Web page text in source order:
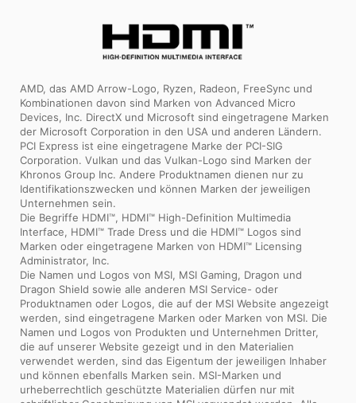
AMD, das AMD Arrow-Logo, Ryzen, Radeon, FreeSync und
Kombinationen davon sind Marken von Advanced Micro
Devices, Inc. DirectX und Microsoft sind eingetragene Marken
der Microsoft Corporation in den USA und anderen Ländern.
PCI Express ist eine eingetragene Marke der PCI-SIG
Corporation. Vulkan und das Vulkan-Logo sind Marken der
Khronos Group Inc. Andere Produktnamen dienen nur zu
Identifikationszwecken und können Marken der jeweiligen
Unternehmen sein.
Die Begriffe HDMI™, HDMI™ High-Definition Multimedia
Interface, HDMI™ Trade Dress und die HDMI™ Logos sind
Marken oder eingetragene Marken von HDMI™ Licensing
Administrator, Inc.
Die Namen und Logos von MSI, MSI Gaming, Dragon und
Dragon Shield sowie alle anderen MSI Service- oder
Produktnamen oder Logos, die auf der MSI Website angezeigt
werden, sind eingetragene Marken oder Marken von MSI. Die
Namen und Logos von Produkten und Unternehmen Dritter,
die auf unserer Website gezeigt und in den Materialien
verwendet werden, sind das Eigentum der jeweiligen Inhaber
und können ebenfalls Marken sein. MSI-Marken und
urheberrechtlich geschützte Materialien dürfen nur mit